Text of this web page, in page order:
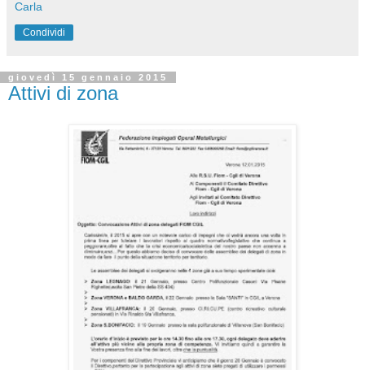
Carla
Condividi
giovedì 15 gennaio 2015
Attivi di zona